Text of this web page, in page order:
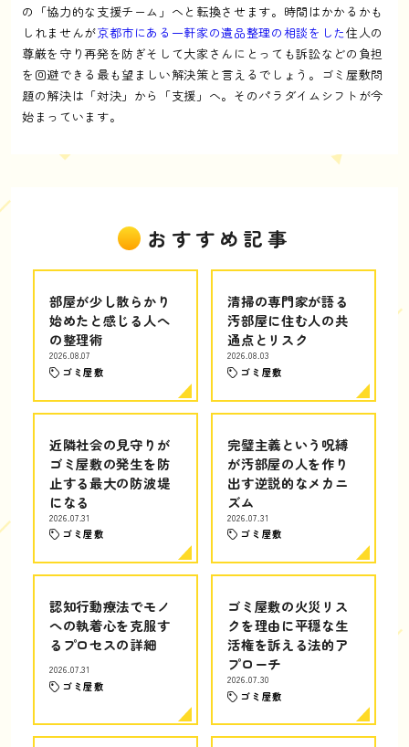
の「協力的な支援チーム」へと転換させます。時間はかかるかも
しれませんが京都市にある一軒家の遺品整理の相談をした住人の
尊厳を守り再発を防ぎそして大家さんにとっても訴訟などの負担
を回避できる最も望ましい解決策と言えるでしょう。ゴミ屋敷問
題の解決は「対決」から「支援」へ。そのパラダイムシフトが今
始まっています。
おすすめ記事
部屋が少し散らかり
始めたと感じる人へ
の整理術
2026.08.07
ゴミ屋敷
清掃の専門家が語る
汚部屋に住む人の共
通点とリスク
2026.08.03
ゴミ屋敷
近隣社会の見守りが
ゴミ屋敷の発生を防
止する最大の防波堤
になる
2026.07.31
ゴミ屋敷
完璧主義という呪縛
が汚部屋の人を作り
出す逆説的なメカニ
ズム
2026.07.31
ゴミ屋敷
認知行動療法でモノ
への執着心を克服す
るプロセスの詳細
2026.07.31
ゴミ屋敷
ゴミ屋敷の火災リス
クを理由に平穏な生
活権を訴える法的ア
プローチ
2026.07.30
ゴミ屋敷